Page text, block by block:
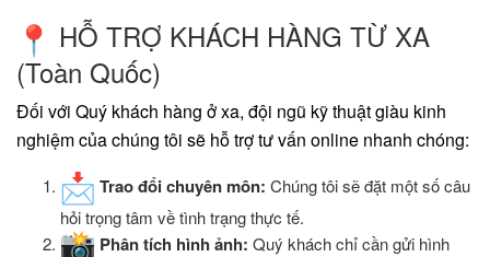
HỖ TRỢ KHÁCH HÀNG TỪ XA
(Toàn Quốc)
​Đối với Quý khách hàng ở xa, đội ngũ kỹ thuật giàu kinh
nghiệm của chúng tôi sẽ hỗ trợ tư vấn online nhanh chóng:
Trao đổi chuyên môn: Chúng tôi sẽ đặt một số câu
hỏi trọng tâm về tình trạng thực tế.
Phân tích hình ảnh: Quý khách chỉ cần gửi hình